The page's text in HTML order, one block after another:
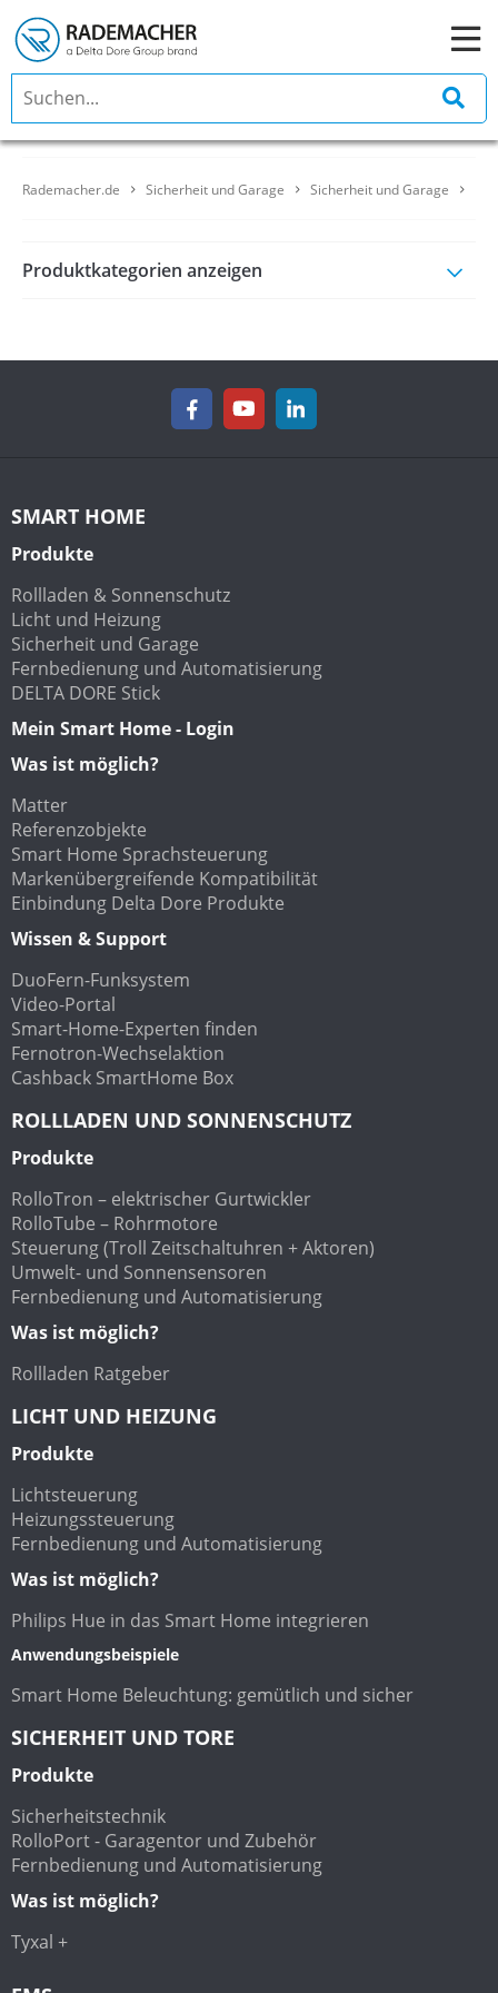
Rademacher.de Sicherheit und Garage Sicherheit und Garage
Produktkategorien anzeigen
SMART HOME
Produkte
Rollladen & Sonnenschutz
Licht und Heizung
Sicherheit und Garage
Fernbedienung und Automatisierung
DELTA DORE Stick
Mein Smart Home - Login
Was ist möglich?
Matter
Referenzobjekte
Smart Home Sprachsteuerung
Markenübergreifende Kompatibilität
Einbindung Delta Dore Produkte
Wissen & Support
DuoFern-Funksystem
Video-Portal
Smart-Home-Experten finden
Fernotron-Wechselaktion
Cashback SmartHome Box
ROLLLADEN UND SONNENSCHUTZ
Produkte
RolloTron – elektrischer Gurtwickler
RolloTube – Rohrmotore
Steuerung (Troll Zeitschaltuhren + Aktoren)
Umwelt- und Sonnensensoren
Fernbedienung und Automatisierung
Was ist möglich?
Rollladen Ratgeber
LICHT UND HEIZUNG
Produkte
Lichtsteuerung
Heizungssteuerung
Fernbedienung und Automatisierung
Was ist möglich?
Philips Hue in das Smart Home integrieren
Anwendungsbeispiele
Smart Home Beleuchtung: gemütlich und sicher
SICHERHEIT UND TORE
Produkte
Sicherheitstechnik
RolloPort - Garagentor und Zubehör
Fernbedienung und Automatisierung
Was ist möglich?
Tyxal +